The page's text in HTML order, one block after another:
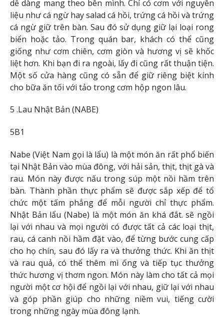
dễ dàng mang theo bên mình. Chỉ có cơm với nguyên
liệu như cá ngừ hay salad cá hồi, trứng cá hồi và trứng
cá ngừ giữ trên bàn. Sau đó sử dụng giữ lại loại rong
biển hoặc tảo. Trong quán bar, khách có thể cũng
giống như cơm chiên, cơm giòn và hương vị sẽ khốc
liệt hơn. Khi bạn đi ra ngoài, lấy đi cũng rất thuận tiện.
Một số cửa hàng cũng có sẵn để giữ riêng biệt kính
cho bữa ăn tối với tảo trong cơm hộp ngon lâu.
5 .Lau Nhật Bản (NABE)
5B1
Nabe (Việt Nam gọi là lẩu) là một món ăn rất phổ biến
tại Nhật Bản vào mùa đông, với hải sản, thịt, thịt gà và
rau. Món này được nấu trong súp một nồi hầm trên
bàn. Thành phần thực phẩm sẽ được sắp xếp để tổ
chức một tấm phẳng để mỗi người chỉ thực phẩm.
Nhật Bản lẩu (Nabe) là một món ăn khá đắt. sẽ ngồi
lại với nhau và mọi người có được tất cả các loại thịt,
rau, cá canh nồi hầm đặt vào, để từng bước cung cấp
cho họ chín, sau đó lấy ra và thưởng thức. Khi ăn thịt
và rau quả, có thể thêm mì ống và tiếp tục thưởng
thức hương vị thơm ngon. Món này làm cho tất cả mọi
người một cơ hội để ngồi lại với nhau, giữ lại với nhau
và góp phần giúp cho những niềm vui, tiếng cười
trong những ngày mùa đông lạnh.